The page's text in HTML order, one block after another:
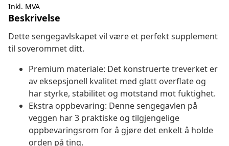
Inkl. MVA
Beskrivelse
Dette sengegavlskapet vil være et perfekt supplement
til soverommet ditt.
Premium materiale: Det konstruerte treverket er
av eksepsjonell kvalitet med glatt overflate og
har styrke, stabilitet og motstand mot fuktighet.
Ekstra oppbevaring: Denne sengegavlen på
veggen har 3 praktiske og tilgjengelige
oppbevaringsrom for å gjøre det enkelt å holde
orden på ting.